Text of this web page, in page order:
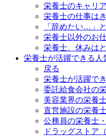
栄養士のキャリ
栄養士の仕事は
「辞めたい…」
栄養士以外のお
栄養士、休みは
栄養士が活躍できる人
戻る
栄養士が活躍で
委託給食会社の
美容業界の栄養
直営施設の栄養
公務員の栄養士
ドラッグストア